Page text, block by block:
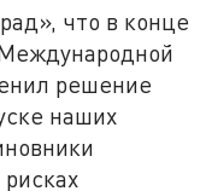
что в конце
решение
наших